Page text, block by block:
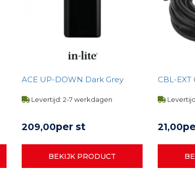
ACE UP-DOWN Dark Grey
Levertijd: 2-7 werkdagen
209,00per st
BEKIJK PRODUCT
CBL-EXT
21,00